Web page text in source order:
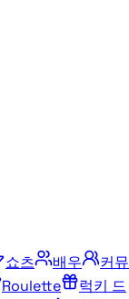
쇼츠 배우
커뮤
Roulette
럭키 드